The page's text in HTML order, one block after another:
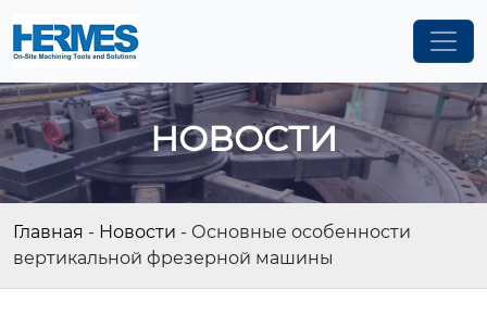
НОВОСТИ
Главная - Новости - Основные особенности
вертикальной фрезерной машины